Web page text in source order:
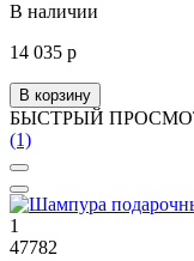
В наличии
14 035 р
В корзину
БЫСТРЫЙ
(1)
1
47782